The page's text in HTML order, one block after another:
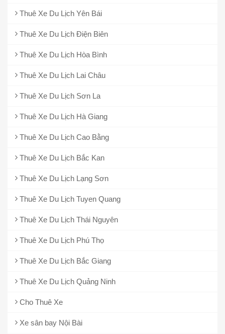
Thuê Xe Du Lịch Yên Bái
Thuê Xe Du Lịch Điện Biên
Thuê Xe Du Lịch Hòa Bình
Thuê Xe Du Lịch Lai Châu
Thuê Xe Du Lịch Sơn La
Thuê Xe Du Lịch Hà Giang
Thuê Xe Du Lịch Cao Bằng
Thuê Xe Du Lịch Bắc Kan
Thuê Xe Du Lịch Lạng Sơn
Thuê Xe Du Lịch Tuyen Quang
Thuê Xe Du Lịch Thái Nguyên
Thuê Xe Du Lịch Phú Thọ
Thuê Xe Du Lịch Bắc Giang
Thuê Xe Du Lịch Quảng Ninh
Cho Thuê Xe
Xe sân bay Nội Bài